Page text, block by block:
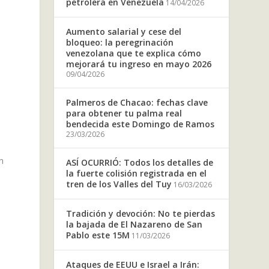
14/04/2026
Aumento salarial y cese del
bloqueo: la peregrinación
venezolana que te explica cómo
mejorará tu ingreso en mayo 2026
09/04/2026
Palmeros de Chacao: fechas clave
para obtener tu palma real
bendecida este Domingo de Ramos
23/03/2026
ASÍ OCURRIÓ: Todos los detalles de
la fuerte colisión registrada en el
tren de los Valles del Tuy 16/03/2026
Tradición y devoción: No te pierdas
la bajada de El Nazareno de San
Pablo este 15M 11/03/2026
Ataques de EEUU e Israel a Irán: